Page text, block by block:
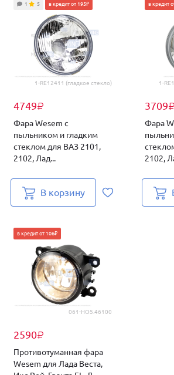
1-RE12411 (гладкое стекло)
4749₽
1 5 в кредит от 195₽
Фара Wesem с
пыльником и гладким
стеклом для ВАЗ 2101,
2102, Лад...
В корзину
1-
3709₽
в кредит
Фара
2102,
061-HO5.46100
2590₽
в кредит от 106₽
Противотуманная фара
Wesem для Лада Веста,